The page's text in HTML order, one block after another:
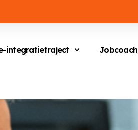
integratietraject Jobcoach